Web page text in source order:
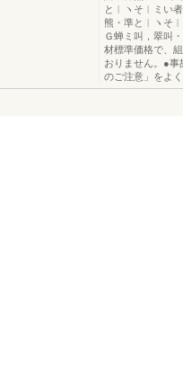
と︱ヽそ︱ミい
熊・準と︱ヽそ
Ｇ蝉ミ叫，翠叫
材標準価格で、
おりません。●事
のご注意」をよ